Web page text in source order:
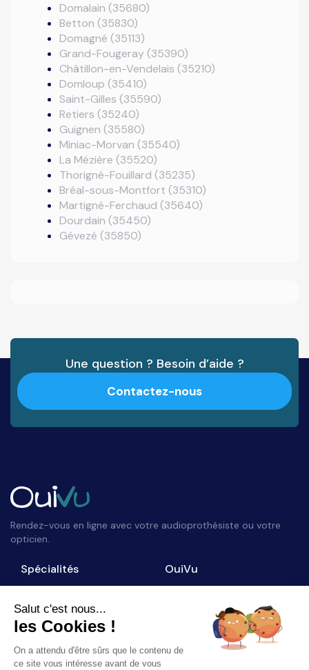
Domalain (35680)
Betton (35830)
Domagné (35113)
Grand-Fougeray (35390)
Châtillon-en-Vendelais (35210)
Domloup (35410)
Saint-Gilles (35590)
Retiers (35240)
Guignen (35580)
Miniac-Morvan (35540)
La Mézière (35520)
Thorigné-Fouillard (35235)
Bréal-sous-Montfort (35310)
Martigné-Ferchaud (35640)
Dourdain (35450)
Gévezé (35850)
Une question ? Besoin d’aide ?
Contactez-nous
Rendez-vous en ligne avec votre audioprothésiste ou votre
opticien.
Spécialités
Opticiens
Audioprothésistes
OuiVu
Qui sommes-nous ?
Nous contacter
Accès professionnel
Suivez-nous
Salut c'est nous...
les Cookies !
On a attendu d'être sûrs que le contenu de
ce site vous intéresse avant de vous